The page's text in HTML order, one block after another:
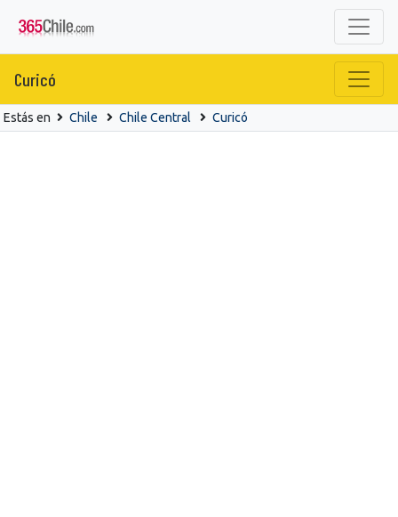
Curicó
Estás en Chile Chile Central Curicó